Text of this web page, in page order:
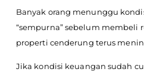
Banyak orang menunggu
“sempurna” sebelum membeli
properti cenderung terus
Jika kondisi keuangan sudah